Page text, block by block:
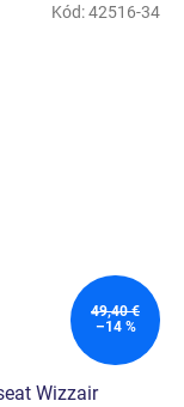
49,40 €
–14 %
Wizzair
Kód:42516-34